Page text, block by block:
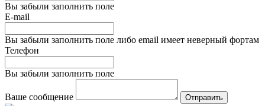
Вы забыли заполнить поле
E-mail
Вы забыли заполнить поле либо email имеет неверный фортам
Телефон
Вы забыли заполнить поле
Ваше сообщение Отправить